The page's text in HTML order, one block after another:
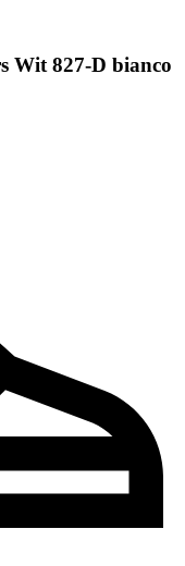
Wit 827-D bianco